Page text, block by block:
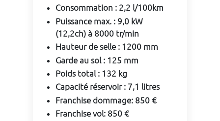
Consommation : 2,2 l/100km
Puissance max. : 9,0 kW
(12,2ch) à 8000 tr/min
Hauteur de selle : 1200 mm
Garde au sol : 125 mm
Poids total : 132 kg
Capacité réservoir : 7,1 litres
Franchise dommage: 850 €
Franchise vol: 850 €